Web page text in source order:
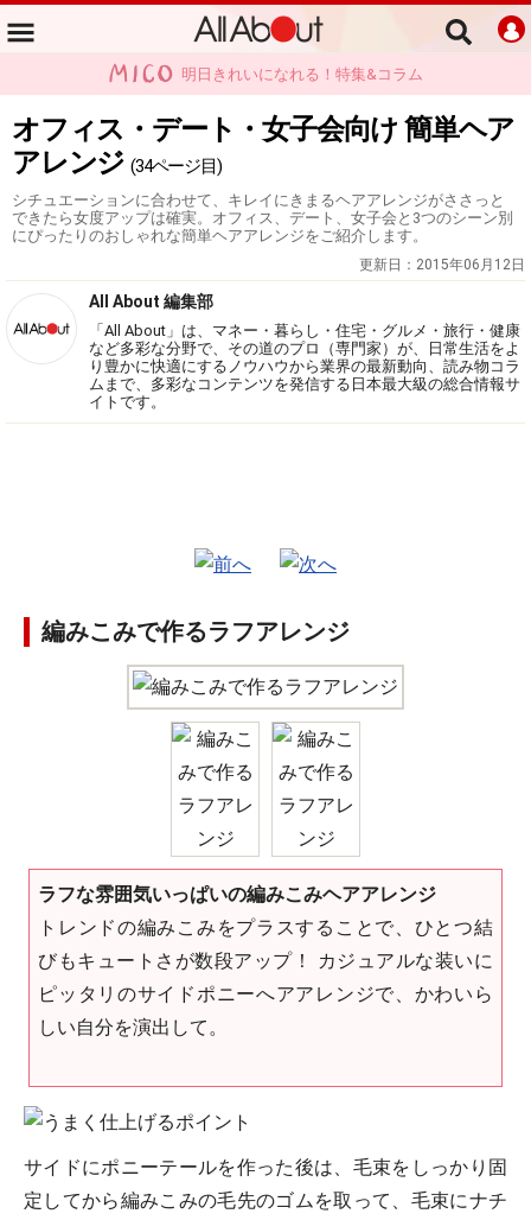
明日きれいになれる！特集&コラム
オフィス・デート・女子会向け 簡単ヘア
アレンジ (34ページ目)
シチュエーションに合わせて、キレイにきまるヘアアレンジがささっと
できたら女度アップは確実。オフィス、デート、女子会と3つのシーン別
にぴったりのおしゃれな簡単ヘアアレンジをご紹介します。
更新日： 2015年06月12日
All About 編集部
「All About」は、マネー・暮らし・住宅・グルメ・旅行・健康
など多彩な分野で、その道のプロ（専門家）が、日常生活をよ
り豊かに快適にするノウハウから業界の最新動向、読み物コラ
ムまで、多彩なコンテンツを発信する日本最大級の総合情報サ
イトです。
編みこみで作るラフアレンジ
ラフな雰囲気いっぱいの編みこみヘアアレンジ
トレンドの編みこみをプラスすることで、ひとつ結
びもキュートさが数段アップ！ カジュアルな装いに
ピッタリのサイドポニーへアアレンジで、かわいら
しい自分を演出して。
サイドにポニーテールを作った後は、毛束をしっかり固
定してから編みこみの毛先のゴムを取って、毛束にナチ